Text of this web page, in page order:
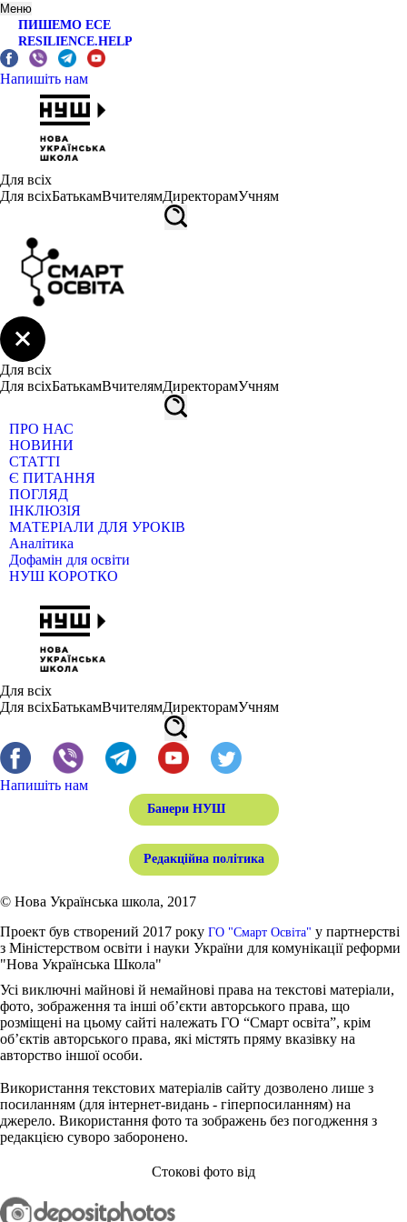
Меню
ПИШЕМО ЕСЕ
RESILIENCE.HELP
Напишіть нам
Для всіх
Для всіхБатькамВчителямДиректорамУчням
Для всіх
Для всіхБатькамВчителямДиректорамУчням
ПРО НАС
НОВИНИ
СТАТТІ
Є ПИТАННЯ
ПОГЛЯД
ІНКЛЮЗІЯ
МАТЕРІАЛИ ДЛЯ УРОКІВ
Аналітика
Дофамін для освіти
НУШ КОРОТКО
Для всіх
Для всіхБатькамВчителямДиректорамУчням
Напишіть нам
Банери НУШ
Редакційна політика
© Нова Українська школа, 2017
Проект був створений 2017 року ГО "Смарт Освіта" у партнерстві
з Міністерством освіти і науки України для комунікації реформи
"Нова Українська Школа"
Усі виключні майнові й немайнові права на текстові матеріали,
фото, зображення та інші об’єкти авторського права, що
розміщені на цьому сайті належать ГО “Смарт освіта”, крім
об’єктів авторського права, які містять пряму вказівку на
авторство іншої особи.
Використання текстових матеріалів сайту дозволено лише з
посиланням (для інтернет-видань - гіперпосиланням) на
джерело. Використання фото та зображень без погодження з
редакцією суворо заборонено.
Стокові фото від